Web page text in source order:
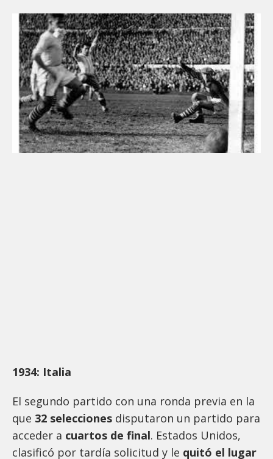
1934: Italia
El segundo partido con una ronda previa en la
que 32 selecciones disputaron un partido para
acceder a cuartos de final. Estados Unidos,
clasificó por tardía solicitud y le quitó el lugar